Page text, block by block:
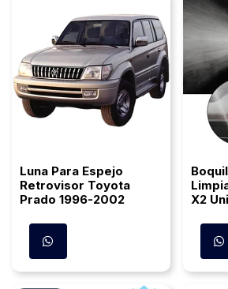
Luna Para Espejo
Retrovisor Toyota
Prado 1996-2002
X2